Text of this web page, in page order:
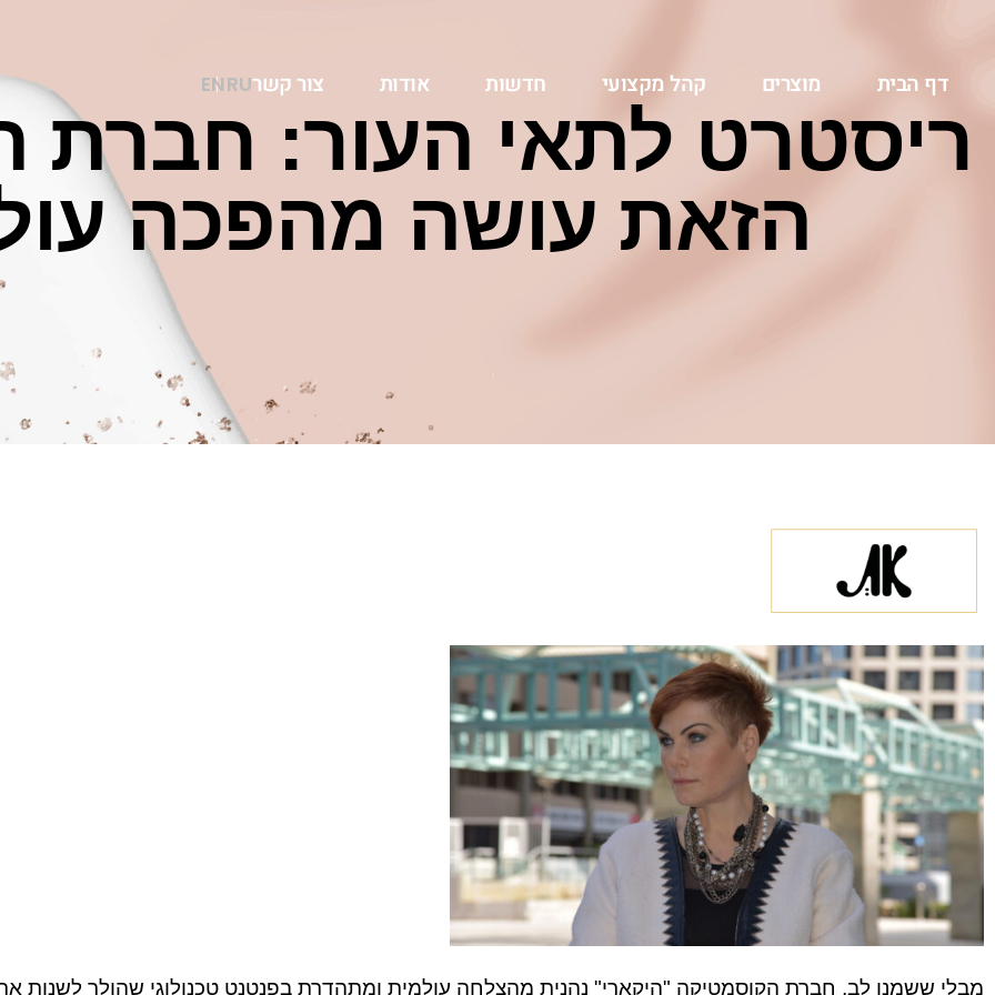
דף הבית מוצרים קהל מקצועי חדשות אודות צור קשרRU
EN
ריסטרט לתאי העור: חברת
הזאת עושה מהפכה
מבלי ששמנו לב, חברת הקוסמטיקה "היקארי" נהנית מהצלחה עולמית ומתהדרת בפנטנט טכנולוגי שהולך לשנות